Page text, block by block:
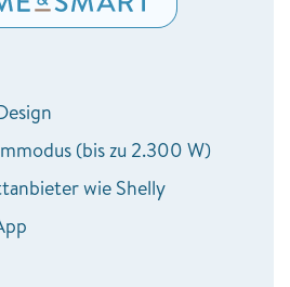
(bis zu 2.300 W)
wie Shelly